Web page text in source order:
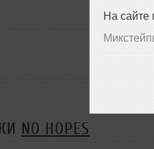
На сайте
NO HOPES